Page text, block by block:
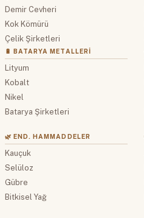
Demir Cevheri
Kok Kömürü
Çelik Şirketleri
🔋 BATARYA METALLERI
Lityum
Kobalt
Nikel
Batarya Şirketleri
🌿 END. HAMMADDELER
Kauçuk
Selüloz
Gübre
Bitkisel Yağ